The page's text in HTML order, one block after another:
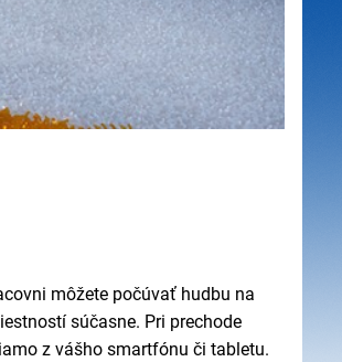
môžete počúvať hudbu na
súčasne. Pri prechode
z vášho smartfónu či tabletu.